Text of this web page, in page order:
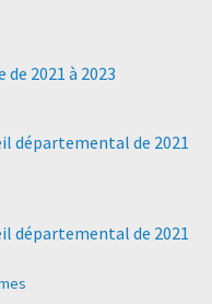
2021 à 2023
départemental de 2021
départemental de 2021